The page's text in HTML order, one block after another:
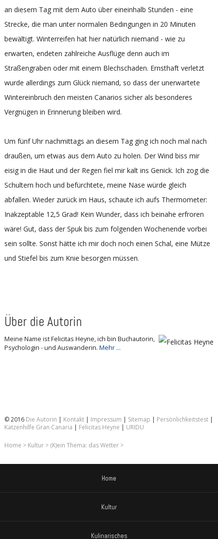
an diesem Tag mit dem Auto über eineinhalb Stunden - eine
Strecke, die man unter normalen Bedingungen in 20 Minuten
bewältigt. Winterreifen hat hier natürlich niemand - wie zu
erwarten, endeten zahlreiche Ausflüge denn auch im
Straßengraben oder mit einem Blechschaden. Ernsthaft verletzt
wurde allerdings zum Glück niemand, so dass der unerwartete
Wintereinbruch den meisten Canarios sicher als besonderes
Vergnügen in Erinnerung bleiben wird.
Um fünf Uhr nachmittags an diesem Tag ging ich noch mal nach
draußen, um etwas aus dem Auto zu holen. Der Wind biss mir
eisig in die Haut und der Regen fiel mir kalt ins Genick. Ich zog die
Schultern hoch und befürchtete, meine Nase würde gleich
abfallen. Wieder zurück im Haus, schaute ich aufs Thermometer:
Inakzeptable 12,5 Grad! Kein Wunder, dass ich beinahe erfroren
wäre! Gut, dass der Spuk bis zum folgenden Wochenende vorbei
sein sollte. Sonst hätte ich mir doch noch einen Schal, eine Mütze
und Stiefel bis zum Knie besorgen müssen.
Über die Autorin
Meine Name ist Felicitas Heyne, ich bin Buchautorin,
Psychologin - und Auswanderin. Mehr ...
© 2016 Die Autorin | Kontakt| Impressum | Sitemap | Persönlichkeitstest|
Katzenhilfe Gran Canaria | Felicitas Heyne | URIDU
Home > Kultur> (K)ein Thema: das Wetter>
Home
Kultur
Kulinarisches